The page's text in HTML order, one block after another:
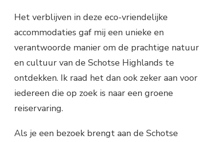
Het verblijven in deze eco-vriendelijke
accommodaties gaf mij een unieke en
verantwoorde manier om de prachtige natuur
en cultuur van de Schotse Highlands te
ontdekken. Ik raad het dan ook zeker aan voor
iedereen die op zoek is naar een groene
reiservaring.
Als je een bezoek brengt aan de Schotse